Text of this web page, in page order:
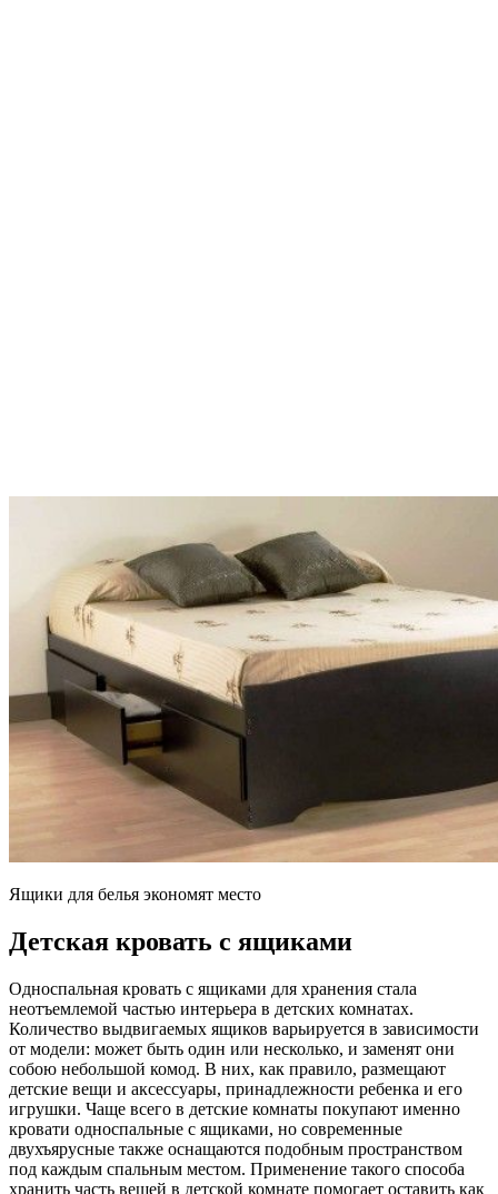
Ящики для белья экономят место
Детская кровать с ящиками
Односпальная кровать с ящиками для хранения стала
неотъемлемой частью интерьера в детских комнатах.
Количество выдвигаемых ящиков варьируется в зависимости
от модели: может быть один или несколько, и заменят они
собою небольшой комод. В них, как правило, размещают
детские вещи и аксессуары, принадлежности ребенка и его
игрушки. Чаще всего в детские комнаты покупают именно
кровати односпальные с ящиками, но современные
двухъярусные также оснащаются подобным пространством
под каждым спальным местом. Применение такого способа
хранить часть вещей в детской комнате помогает оставить как